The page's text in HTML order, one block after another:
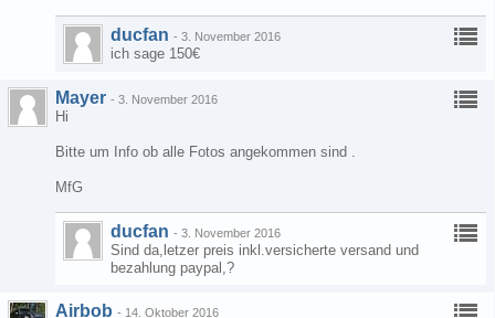
ducfan - 3. November 2016
ich sage 150€
Mayer - 3. November 2016
Hi
Bitte um Info ob alle Fotos angekommen sind .
MfG
ducfan - 3. November 2016
Sind da,letzer preis inkl.versicherte versand und
bezahlung paypal,?
Airbob - 14. Oktober 2016